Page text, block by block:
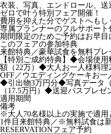
衣装、写真、エンドロール、
ゼロで叶う特別フェア開催！
費用を抑えた分でゲストへもし
専属プランナーのフルサポート
期間限定のためご予約はお早目
このフェアの参加特典
来館特典／豪華試食を無料プレ
【特別ご成約特典】◆会場使
額（22万）◆大人お一人様料理
OFF／ウエディングケーキお
◆引出物3万円分◆写真データ
（17.5万円）◆送迎バスプレゼ
適用期間
備考
※大人70名様以上の実施で適用
1件目来館特典／※無料試食は
RESERVATIONフェア予約